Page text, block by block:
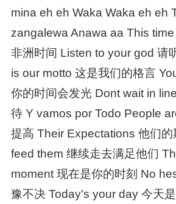
mina eh eh Waka Waka eh eh
zangalewa Anawa aa This
非洲时间 Listen to your god 请
is our motto 这是我们的格言
你的时间会发光 Dont wait in
待 Y vamos por Todo People
提高 Their Expectations 他们的
feed them 继续走去满足他们
moment 现在是你的时刻 No
豫不决 Today's your day 今天